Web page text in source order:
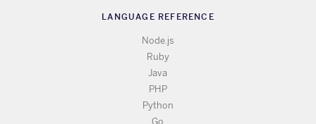
LANGUAGE REFERENCE
Node.js
Ruby
Java
PHP
Python
Go